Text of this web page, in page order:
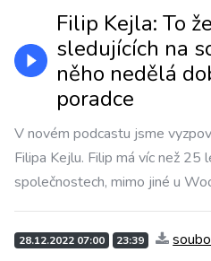
Filip Kejla: To
sledujících na
něho nedělá
poradce
V novém podcastu jsme
Filipa Kejlu. Filip má víc než 25
společnostech, mimo jiné u
28.12.2022 07:00 23:39